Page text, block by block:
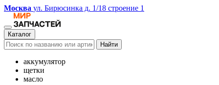
Москва ул. Бирюсинка д. 1/18 строение 1
Каталог
Найти
аккумулятор
щетки
масло